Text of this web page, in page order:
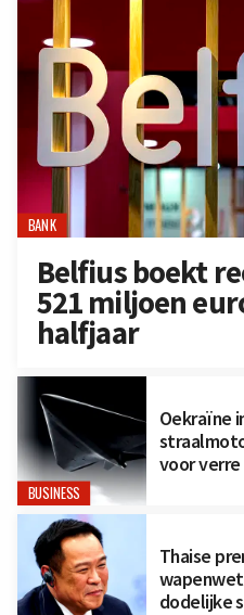
BANK
Belfius boekt
521 miljoen
halfjaar
BUSINESS
Oekraïne
voor
Thaise
dodelijke